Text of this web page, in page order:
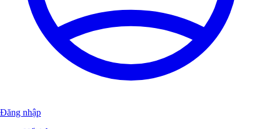
Đăng nhập